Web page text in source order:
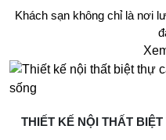
Khách sạn không chỉ là nơi
THIẾT KẾ NỘI THẤT